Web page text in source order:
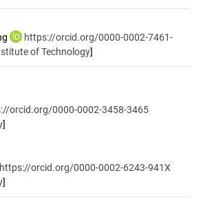
https://orcid.org/0000-0002-7461-
of Technology]
orcid.org/0000-0002-3458-3465
]
https://orcid.org/0000-0002-6243-941X
]